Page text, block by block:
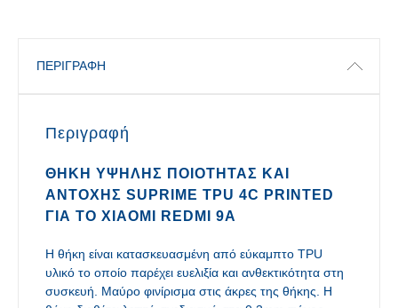
ΠΕΡΙΓΡΑΦΉ
Περιγραφή
ΘΉΚΗ ΥΨΗΛΉΣ ΠΟΙΌΤΗΤΑΣ ΚΑΙ
ΑΝΤΟΧΉΣ SUPRIME TPU 4C PRINTED
ΓΙΑ ΤΟ XIAOMI REDMI 9A
Η θήκη είναι κατασκευασμένη από εύκαμπτο TPU
υλικό το οποίο παρέχει ευελιξία και ανθεκτικότητα στη
συσκευή. Μαύρο φινίρισμα στις άκρες της θήκης. Η